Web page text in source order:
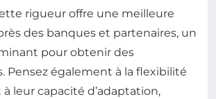
rigueur offre une meilleure
des banques et partenaires, un
pour obtenir des
Pensez également à la flexibilité
leur capacité d’adaptation,